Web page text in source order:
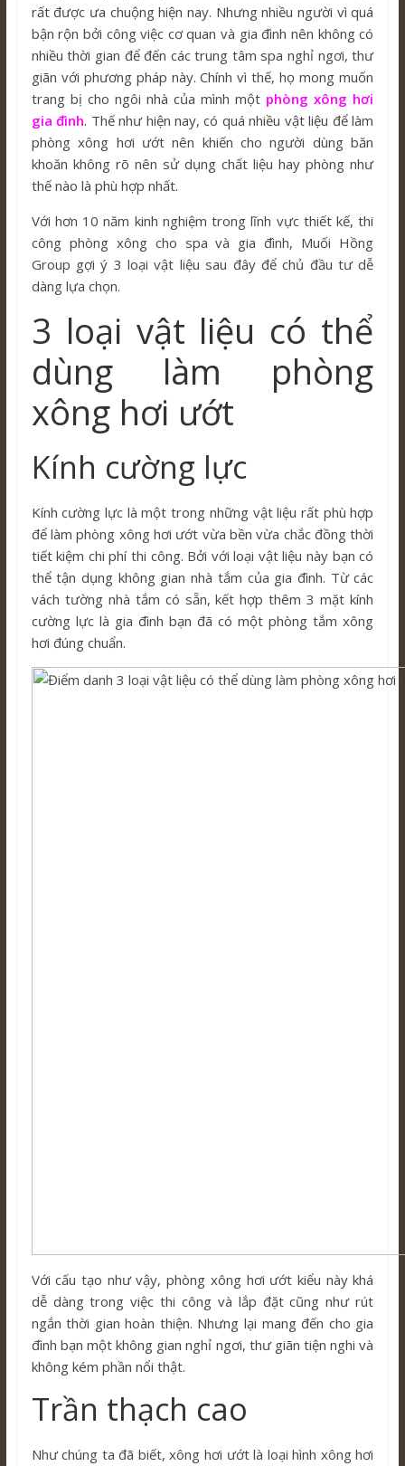
rất được ưa chuộng hiện nay. Nhưng nhiều người vì quá
bận rộn bởi công việc cơ quan và gia đình nên không có
nhiều thời gian để đến các trung tâm spa nghỉ ngơi, thư
giãn với phương pháp này. Chính vì thế, họ mong muốn
trang bị cho ngôi nhà của mình một phòng xông hơi
gia đình. Thế như hiện nay, có quá nhiều vật liệu để làm
phòng xông hơi ướt nên khiến cho người dùng băn
khoăn không rõ nên sử dụng chất liệu hay phòng như
thế nào là phù hợp nhất.
Với hơn 10 năm kinh nghiệm trong lĩnh vực thiết kế, thi
công phòng xông cho spa và gia đình, Muối Hồng
Group gợi ý 3 loại vật liệu sau đây để chủ đầu tư dễ
dàng lựa chọn.
3 loại vật liệu có thể
dùng làm phòng
xông hơi ướt
Kính cường lực
Kính cường lực là một trong những vật liệu rất phù hợp
để làm phòng xông hơi ướt vừa bền vừa chắc đồng thời
tiết kiệm chi phí thi công. Bởi với loại vật liệu này bạn có
thể tận dụng không gian nhà tắm của gia đình. Từ các
vách tường nhà tắm có sẵn, kết hợp thêm 3 mặt kính
cường lực là gia đình bạn đã có một phòng tắm xông
hơi đúng chuẩn.
Với cấu tạo như vậy, phòng xông hơi ướt kiểu này khá
dễ dàng trong việc thi công và lắp đặt cũng như rút
ngắn thời gian hoàn thiện. Nhưng lại mang đến cho gia
đình bạn một không gian nghỉ ngơi, thư giãn tiện nghi và
không kém phần nổi thật.
Trần thạch cao
Như chúng ta đã biết, xông hơi ướt là loại hình xông hơi